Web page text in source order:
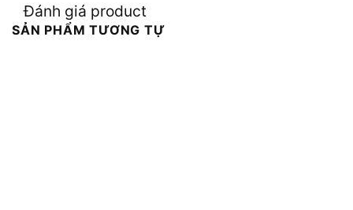
Đánh giá product
SẢN PHẨM TƯƠNG TỰ